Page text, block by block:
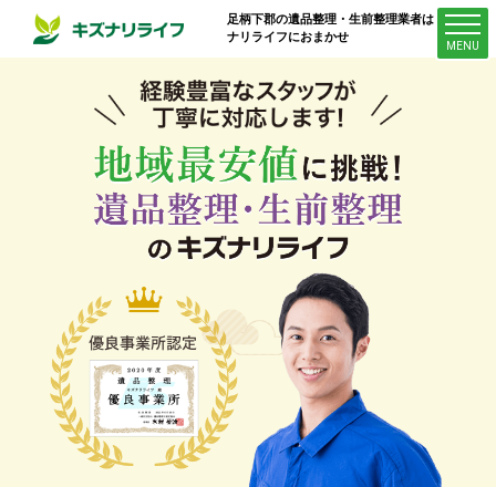
足柄下郡の遺品整理・生前整理業者はキズ
ナリライフにおまかせ